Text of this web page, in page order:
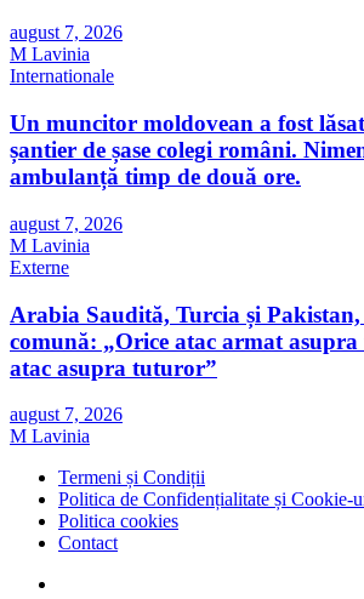
august 7, 2026
M Lavinia
Internationale
Un muncitor moldovean a fost
șantier de șase colegi români.
ambulanță timp de două ore.
august 7, 2026
M Lavinia
Externe
Arabia Saudită, Turcia și
comună: „Orice atac armat asupra
atac asupra tuturor”
august 7, 2026
M Lavinia
Termeni și Condiții
Politica de Confidențialitate și Cookie-
Politica cookies
Contact